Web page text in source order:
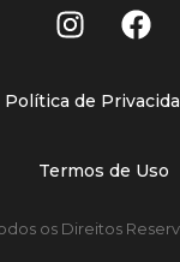
Política de
Termos de Uso
os Direitos